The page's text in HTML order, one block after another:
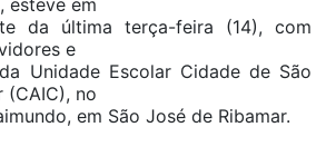
da última terça-feira (14), com
e
Unidade Escolar Cidade de São
(CAIC), no
em São José de Ribamar.